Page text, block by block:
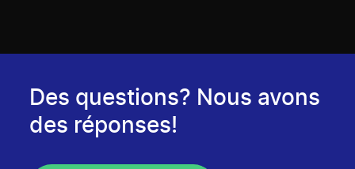
Des questions? Nous avons
des réponses!